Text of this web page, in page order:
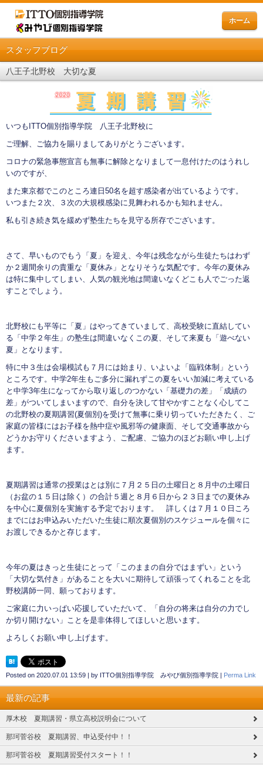
ホーム
スタッフブログ
八王子北野校 大切な夏
いつもITTO個別指導学院 八王子北野校に
ご理解、ご協力を賜りましてありがとうございます。
コロナの緊急事態宣言も無事に解除となりまして一息付けたのはうれし
いのですが、
また東京都でこのところ連日50名を超す感染者が出ているようです。
いつまた２次、３次の大規模感染に見舞われるかも知れません。
私も引き続き気を緩めず塾生たちを見守る所存でございます。
さて、早いものでもう「夏」を迎え、今年は残念ながら生徒たちはわず
か２週間余りの貴重な「夏休み」となりそうな気配です。今年の夏休み
は特に集中してしまい、人気の観光地は間違いなくどこも人でごった返
すことでしょう。
北野校にも平等に「夏」はやってきていまして、高校受験に直結してい
る「中学２年生」の塾生は間違いなくこの夏、そして来夏も「遊べない
夏」となります。
特に中３生は会場模試も７月には始まり、いよいよ「臨戦体制」という
ところです。中学2年生もご多分に漏れずこの夏をいい加減に考えている
と中学3年生になってから取り返しのつかない「基礎力の差」「成績の
差」がついてしまいますので、自分を決して甘やかすことなく心してこ
の北野校の夏期講習(夏個別)を受けて無事に乗り切っていただきたく、ご
家庭の皆様にはお子様を熱中症や風邪等の健康面、そして交通事故から
どうかお守りくださいますよう、ご配慮、ご協力のほどお願い申し上げ
ます。
夏期講習は通常の授業はとは別に７月２５日の土曜日と８月中の土曜日
（お盆の１５日は除く）の合計５週と８月６日から２３日までの夏休み
を中心に夏個別を実施する予定でおります。 詳しくは７月１０日ころ
までにはお申込みいただいた生徒に順次夏個別のスケジュールを個々に
お渡しできるかと存じます。
今年の夏はきっと生徒にとって「このままの自分ではまずい」という
「大切な気付き」があることを大いに期待して頑張ってくれることを北
野校講師一同、願っております。
ご家庭に力いっぱい応援していただいて、「自分の将来は自分の力でし
か切り開けない」ことを是非体得してほしいと思います。
よろしくお願い申し上げます。
Posted on 2020.07.01 13:59 | by ITTO個別指導学院 みやび個別指導学院 | Perma Link
最新の記事
厚木校 夏期講習・県立高校説明会について
那珂菅谷校 夏期講習、申込受付中！！
那珂菅谷校 夏期講習受付スタート！！